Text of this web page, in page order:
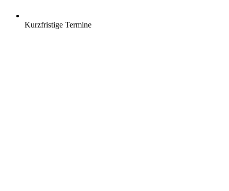
Kurzfristige Termine